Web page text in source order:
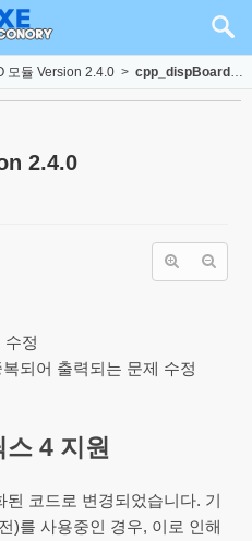
모듈 Version 2.4.0 > cpp_dispBoardContent
2.4.0
수정
되어 출력되는 문제 수정
4 지원
코드로 변경되었습니다. 기
)를 사용중인 경우, 이로 인해